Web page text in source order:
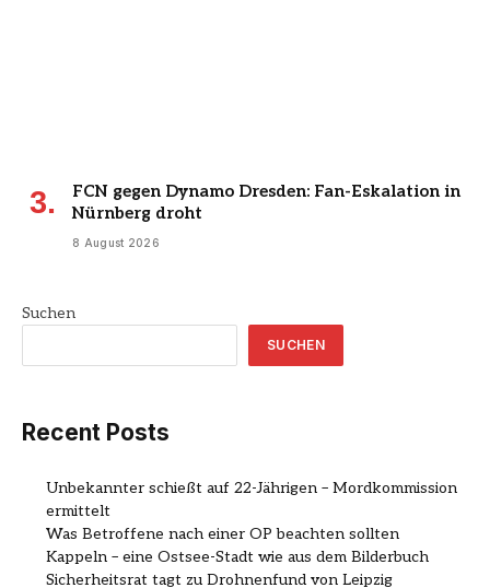
FCN gegen Dynamo Dresden: Fan-Eskalation in
Nürnberg droht
8 August 2026
Suchen
SUCHEN
Recent Posts
Unbekannter schießt auf 22-Jährigen – Mordkommission
ermittelt
Was Betroffene nach einer OP beachten sollten
Kappeln – eine Ostsee-Stadt wie aus dem Bilderbuch
Sicherheitsrat tagt zu Drohnenfund von Leipzig